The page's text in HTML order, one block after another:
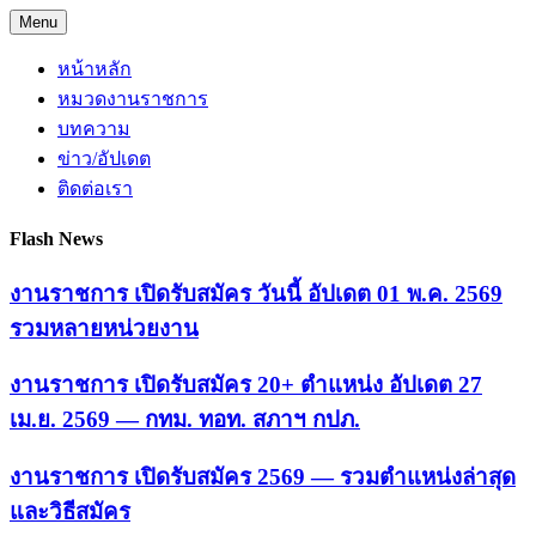
Skip
to
content
Menu
หน้าหลัก
หมวดงานราชการ
บทความ
ข่าว/อัปเดต
ติดต่อเรา
Flash News
งานราชการ เปิดรับสมัคร วันนี้ อัปเดต 01 พ.ค. 2569
รวมหลายหน่วยงาน
งานราชการ เปิดรับสมัคร 20+ ตำแหน่ง อัปเดต 27
เม.ย. 2569 — กทม. ทอท. สภาฯ กปภ.
งานราชการ เปิดรับสมัคร 2569 — รวมตำแหน่งล่าสุด
และวิธีสมัคร